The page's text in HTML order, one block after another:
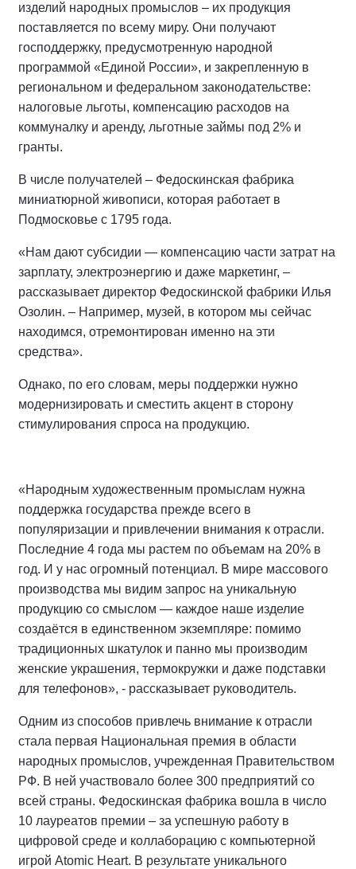
изделий народных промыслов – их продукция
поставляется по всему миру. Они получают
господдержку, предусмотренную народной
программой «Единой России», и закрепленную в
региональном и федеральном законодательстве:
налоговые льготы, компенсацию расходов на
коммуналку и аренду, льготные займы под 2% и
гранты.
В числе получателей – Федоскинская фабрика
миниатюрной живописи, которая работает в
Подмосковье с 1795 года.
«Нам дают субсидии — компенсацию части затрат на
зарплату, электроэнергию и даже маркетинг, –
рассказывает директор Федоскинской фабрики Илья
Озолин. – Например, музей, в котором мы сейчас
находимся, отремонтирован именно на эти
средства».
Однако, по его словам, меры поддержки нужно
модернизировать и сместить акцент в сторону
стимулирования спроса на продукцию.
«Народным художественным промыслам нужна
поддержка государства прежде всего в
популяризации и привлечении внимания к отрасли.
Последние 4 года мы растем по объемам на 20% в
год. И у нас огромный потенциал. В мире массового
производства мы видим запрос на уникальную
продукцию со смыслом — каждое наше изделие
создаётся в единственном экземпляре: помимо
традиционных шкатулок и панно мы производим
женские украшения, термокружки и даже подставки
для телефонов», - рассказывает руководитель.
Одним из способов привлечь внимание к отрасли
стала первая Национальная премия в области
народных промыслов, учрежденная Правительством
РФ. В ней участвовало более 300 предприятий со
всей страны. Федоскинская фабрика вошла в число
10 лауреатов премии – за успешную работу в
цифровой среде и коллаборацию с компьютерной
игрой Atomic Heart. В результате уникального